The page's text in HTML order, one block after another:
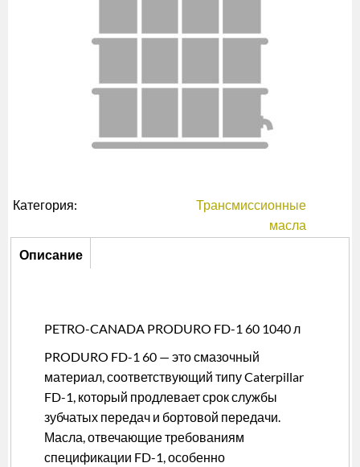
Категория:
Трансмиссионные
масла
Описание
Описание
PETRO-CANADA PRODURO FD-1 60 1040 л
PRODURO FD-1 60 — это смазочный
материал, соответствующий типу Caterpillar
FD-1, который продлевает срок службы
зубчатых передач и бортовой передачи.
Масла, отвечающие требованиям
спецификации FD-1, особенно